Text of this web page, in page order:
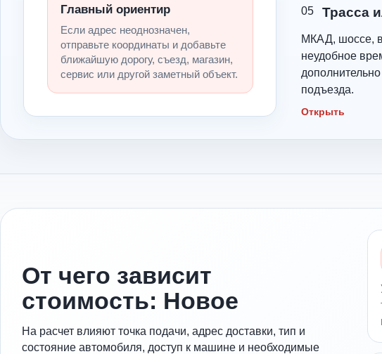
Главный ориентир
Если адрес неоднозначен,
отправьте координаты и добавьте
ближайшую дорогу, съезд, магазин,
сервис или другой заметный объект.
05 Трасса
МКАД, шоссе,
неудобное
подъезда.
Открыть
От чего зависит
стоимость: Новое
На расчет влияют точка подачи, адрес доставки, тип и
состояние автомобиля, доступ к машине и необходимые